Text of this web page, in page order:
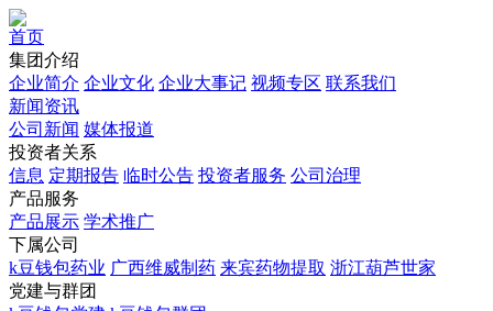
首页
集团介绍
企业简介 企业文化 企业⼤事记 视频专区 联系我们
新闻资讯
公司新闻 媒体报道
投资者关系
信息 定期报告 临时公告 投资者服务 公司治理
产品服务
产品展示 学术推广
下属公司
k豆钱包药业 广西维威制药 来宾药物提取 浙江葫芦世家
党建与群团